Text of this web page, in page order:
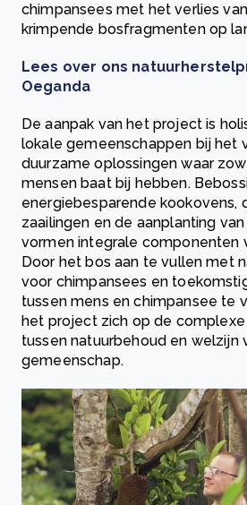
chimpansees met het verlies
krimpende bosfragmenten op
Lees over ons
Oeganda
De aanpak van het project is
lokale gemeenschappen bij het
duurzame oplossingen waar
mensen baat bij hebben.
energiebesparende kookovens,
zaailingen en de aanplanting
vormen integrale componenten
Door het bos aan te vullen met
voor chimpansees en
tussen mens en chimpansee te
het project zich op de
tussen natuurbehoud en welzijn
gemeenschap.